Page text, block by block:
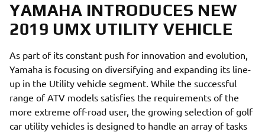
YAMAHA INTRODUCES NEW
2019 UMX UTILITY VEHICLE
As part of its constant push for innovation and evolution,
Yamaha is focusing on diversifying and expanding its line-
up in the Utility vehicle segment. While the successful
range of ATV models satisfies the requirements of the
more extreme off-road user, the growing selection of golf
car utility vehicles is designed to handle an array of tasks